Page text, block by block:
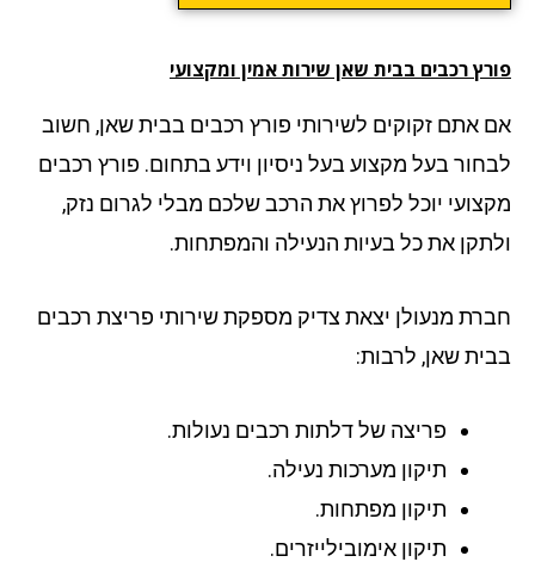
רכבים בבית שאן שירות אמין ומקצועי
אתם זקוקים לשירותי פורץ רכבים בבית שאן, חשוב
בעל מקצוע בעל ניסיון וידע בתחום. פורץ רכבים
יוכל לפרוץ את הרכב שלכם מבלי לגרום נזק,
את כל בעיות הנעילה והמפתחות.
מנעולן יצאת צדיק מספקת שירותי פריצת רכבים
שאן, לרבות:
פריצה של דלתות רכבים נעולות.
תיקון מערכות נעילה.
תיקון מפתחות.
תיקון אימובילייזרים.